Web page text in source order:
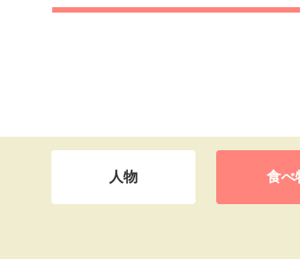
人物 食べ